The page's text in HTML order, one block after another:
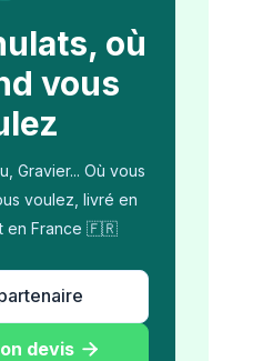
où
vous
Gravier... Où vous
voulez, livré en
en France 🇫🇷
devis 